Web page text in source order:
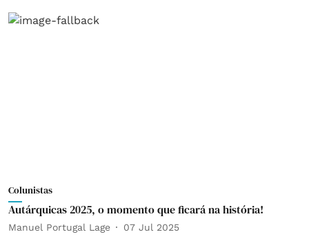
Colunistas
Autárquicas 2025, o momento que ficará na história!
Manuel Portugal Lage 07 Jul 2025